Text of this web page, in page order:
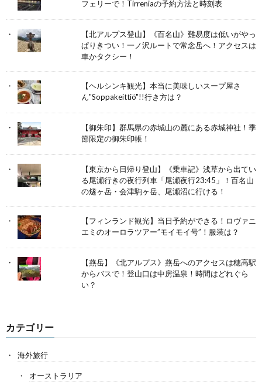
フェリーで！Tirreniaの予約方法と時刻表
【北アルプス登山】《百名山》難易度は低いがやっ
ぱりきつい！一ノ沢ルートで常念岳へ！アクセスは
車かタクシー！
【ヘルシンキ観光】本当に美味しいスープ屋さ
ん"Soppakeittiö"!!行き方は？
【御朱印】群馬県の赤城山の麓にある赤城神社！季
節限定の御朱印帳！
【東京から日帰り登山】《乗車記》浅草から出てい
る尾瀬行きの夜行列車「尾瀬夜行23:45」！百名山
の燧ヶ岳・会津駒ヶ岳、尾瀬沼に行ける！
【フィンランド観光】当日予約ができる！ロヴァニ
エミのオーロラツアー”モイモイ号”！服装は？
【燕岳】《北アルプス》燕岳へのアクセスは穂高駅
からバスで！登山口は中房温泉！時間はどれぐら
い？
カテゴリー
海外旅行
オーストラリア